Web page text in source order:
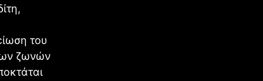
του
ζωνών